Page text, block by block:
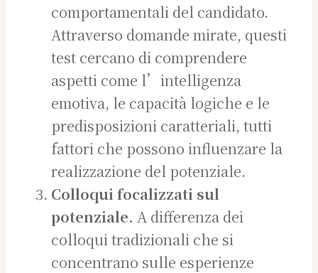
comportamentali del candidato.
Attraverso domande mirate, questi
test cercano di comprendere
aspetti come l’intelligenza
emotiva, le capacità logiche e le
predisposizioni caratteriali, tutti
fattori che possono influenzare la
realizzazione del potenziale.
Colloqui focalizzati sul
potenziale. A differenza dei
colloqui tradizionali che si
concentrano sulle esperienze